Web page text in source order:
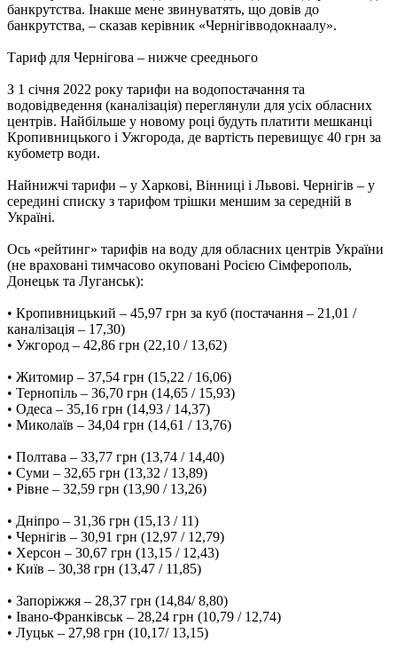
банкрутства. Інакше мене звинуватять, що довів до
банкрутства, – сказав керівник «Чернігівводокнаалу».
Тариф для Чернігова – нижче срееднього
З 1 січня 2022 року тарифи на водопостачання та
водовідведення (каналізація) переглянули для усіх обласних
центрів. Найбільше у новому році будуть платити мешканці
Кропивницького і Ужгорода, де вартість перевищує 40 грн за
кубометр води.
Найнижчі тарифи – у Харкові, Вінниці і Львові. Чернігів – у
середині списку з тарифом трішки меншим за середній в
Україні.
Ось «рейтинг» тарифів на воду для обласних центрів України
(не враховані тимчасово окуповані Росією Сімферополь,
Донецьк та Луганськ):
• Кропивницький – 45,97 грн за куб (постачання – 21,01 /
каналізація – 17,30)
• Ужгород – 42,86 грн (22,10 / 13,62)
• Житомир – 37,54 грн (15,22 / 16,06)
• Тернопіль – 36,70 грн (14,65 / 15,93)
• Одеса – 35,16 грн (14,93 / 14,37)
• Миколаїв – 34,04 грн (14,61 / 13,76)
• Полтава – 33,77 грн (13,74 / 14,40)
• Суми – 32,65 грн (13,32 / 13,89)
• Рівне – 32,59 грн (13,90 / 13,26)
• Дніпро – 31,36 грн (15,13 / 11)
• Чернігів – 30,91 грн (12,97 / 12,79)
• Херсон – 30,67 грн (13,15 / 12,43)
• Київ – 30,38 грн (13,47 / 11,85)
• Запоріжжя – 28,37 грн (14,84/ 8,80)
• Івано-Франківськ – 28,24 грн (10,79 / 12,74)
• Луцьк – 27,98 грн (10,17/ 13,15)